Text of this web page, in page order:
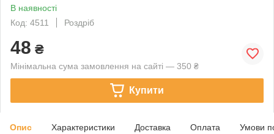
В наявності
Код: 4511
Роздріб
48 ₴
Мінімальна сума замовлення на сайті — 350 ₴
Купити
Опис Характеристики Доставка Оплата Умови